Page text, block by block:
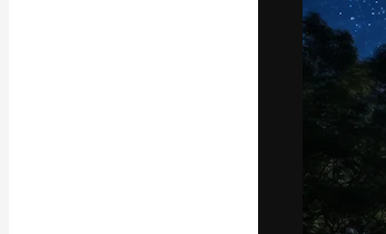
Modelos 3D
Fontes